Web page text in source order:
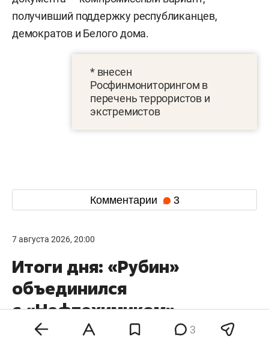
получивший поддержку республиканцев,
демократов и Белого дома.
* внесен
Росфинмониторингом в
перечень террористов и
экстремистов
Комментарии 3
7 августа 2026, 20:00
Итоги дня: «Рубин»
объединился
с «Нефтехимиком»,
исторические здания
3